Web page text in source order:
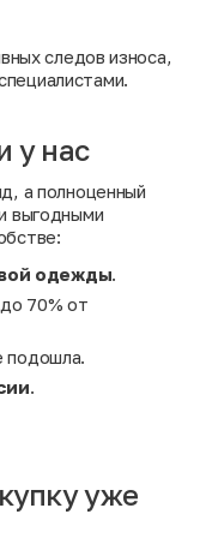
следов износа,
у нас
а полноценный
выгодными
одежды.
70% от
подошла.
.
уже